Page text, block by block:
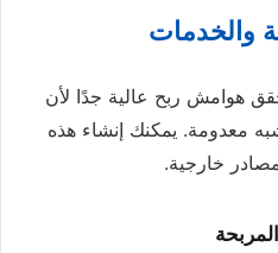
هوامش ربح عالية جدًا لأن
شبه معدومة. يمكنك إنشاء هذه
خارجية.